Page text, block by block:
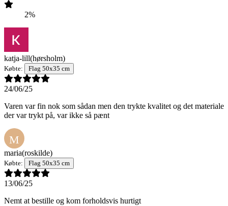
2%
katja-lill(hørsholm)
Købte: Flag 50x35 cm
24/06/25
Varen var fin nok som sådan men den trykte kvalitet og det materiale
der var trykt på, var ikke så pænt
M
maria(roskilde)
Købte: Flag 50x35 cm
13/06/25
Nemt at bestille og kom forholdsvis hurtigt